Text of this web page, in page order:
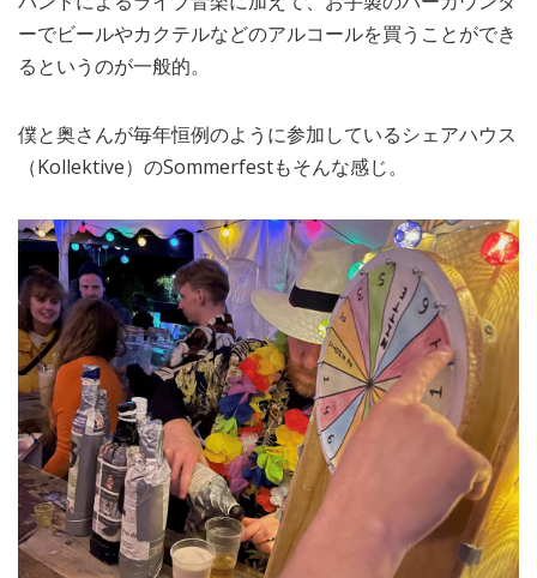
ーでビールやカクテルなどのアルコールを買うことができ
るというのが一般的。
僕と奥さんが毎年恒例のように参加しているシェアハウス
（Kollektive）のSommerfestもそんな感じ。